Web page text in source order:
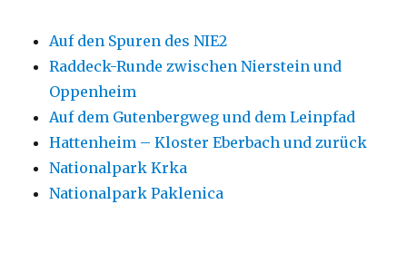
Auf den Spuren des NIE2
Raddeck-Runde zwischen Nierstein und
Oppenheim
Auf dem Gutenbergweg und dem Leinpfad
Hattenheim – Kloster Eberbach und zurück
Nationalpark Krka
Nationalpark Paklenica